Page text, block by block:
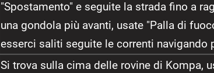
"Spostamento" e seguite la strada fino a
una gondola più avanti, usate "Palla di
esserci saliti seguite le correnti navigando
Si trova sulla cima delle rovine di Kompa,